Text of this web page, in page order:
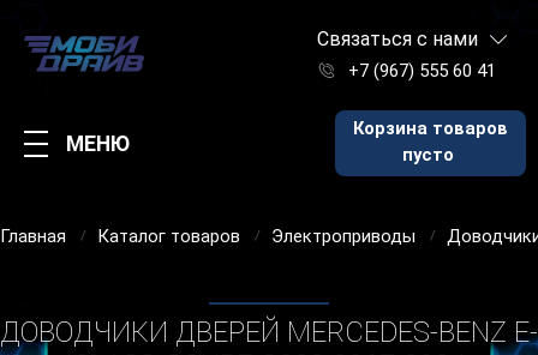
Связаться с нами
+7 (967) 555 60 41
Корзина товаров
пусто
МЕНЮ
Главная Каталог товаров Электроприводы
ДОВОДЧИКИ ДВЕРЕЙ MERCEDES-BENZ E-